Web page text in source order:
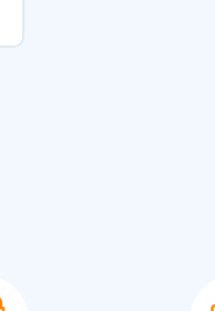
mobile avec démarrage,
Surfer S2 et 1 chargeur DC